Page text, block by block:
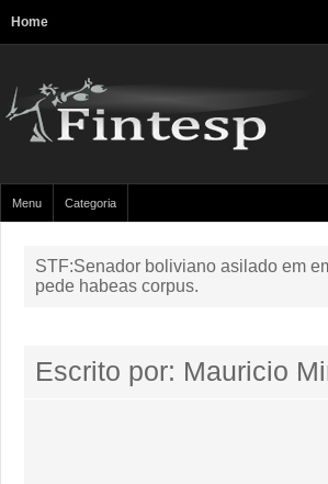
Home
Menu Categoria
STF:Senador boliviano asilado em
pede habeas corpus.
Escrito por: Mauricio